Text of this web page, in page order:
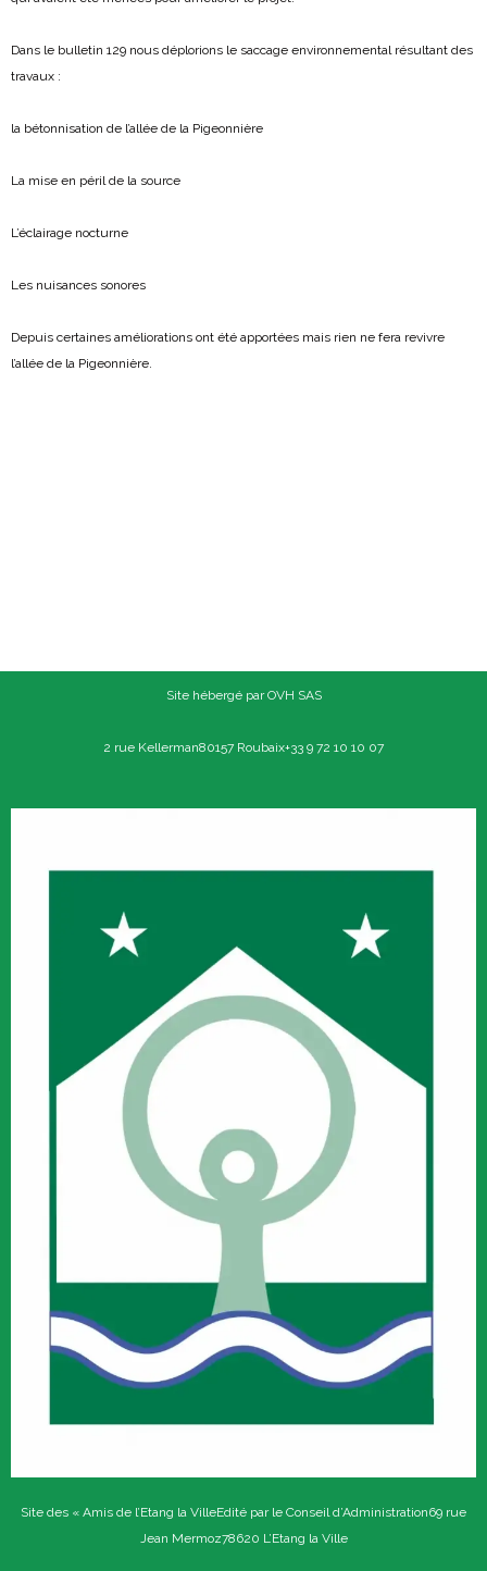
Dans le bulletin 129 nous déplorions le saccage environnemental résultant des
travaux :
la bétonnisation de l’allée de la Pigeonnière
La mise en péril de la source
L’éclairage nocturne
Les nuisances sonores
Depuis certaines améliorations ont été apportées mais rien ne fera revivre
l’allée de la Pigeonnière.
Site hébergé par OVH SAS
2 rue Kellerman80157 Roubaix+33 9 72 10 10 07
Site des « Amis de l’Etang la VilleEdité par le Conseil d’Administration69 rue
Jean Mermoz78620 L’Etang la Ville